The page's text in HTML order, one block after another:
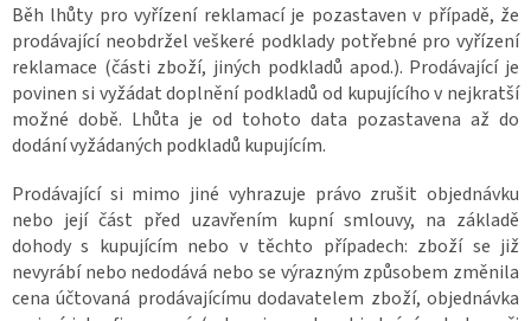
Běh lhůty pro vyřízení reklamací je pozastaven v případě, že
prodávající neobdržel veškeré podklady potřebné pro vyřízení
reklamace (části zboží, jiných podkladů apod.). Prodávající je
povinen si vyžádat doplnění podkladů od kupujícího v nejkratší
možné době. Lhůta je od tohoto data pozastavena až do
dodání vyžádaných podkladů kupujícím.
Prodávající si mimo jiné vyhrazuje právo zrušit objednávku
nebo její část před uzavřením kupní smlouvy, na základě
dohody s kupujícím nebo v těchto případech: zboží se již
nevyrábí nebo nedodává nebo se výrazným způsobem změnila
cena účtovaná prodávajícímu dodavatelem zboží, objednávka